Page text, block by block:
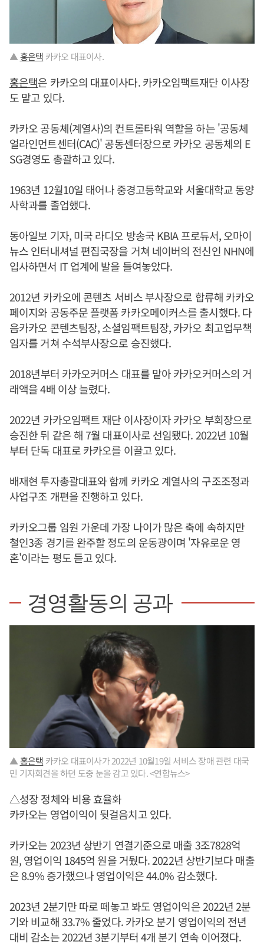
▲홍은택 카카오 대표이사.
홍은택은 카카오의 대표이사다. 카카오임팩트재단 이사장
도 맡고 있다.
카카오 공동체(계열사)의 컨트롤타워 역할을 하는 '공동체
얼라인먼트센터(CAC)' 공동센터장으로 카카오 공동체의 E
SG경영도 총괄하고 있다.
1963년 12월10일 태어나 중경고등학교와 서울대학교 동양
사학과를 졸업했다.
동아일보 기자, 미국 라디오 방송국 KBIA 프로듀서, 오마이
뉴스 인터내셔널 편집국장을 거쳐 네이버의 전신인 NHN에
입사하면서 IT 업계에 발을 들여놓았다.
2012년 카카오에 콘텐츠 서비스 부사장으로 합류해 카카오
페이지와 공동주문 플랫폼 카카오메이커스를 출시했다. 다
음카카오 콘텐츠팀장, 소셜임팩트팀장, 카카오 최고업무책
임자를 거쳐 수석부사장으로 승진했다.
2018년부터 카카오커머스 대표를 맡아 카카오커머스의 거
래액을 4배 이상 늘렸다.
2022년 카카오임팩트 재단 이사장이자 카카오 부회장으로
승진한 뒤 같은 해 7월 대표이사로 선임됐다. 2022년 10월
부터 단독 대표로 카카오를 이끌고 있다.
배재현 투자총괄대표와 함께 카카오 계열사의 구조조정과
사업구조 개편을 진행하고 있다.
카카오그룹 임원 가운데 가장 나이가 많은 축에 속하지만
철인3종 경기를 완주할 정도의 운동광이며 '자유로운 영
혼'이라는 평도 듣고 있다.
경영활동의 공과
▲홍은택 카카오 대표이사가 2022년 10월19일 서비스 장애 관련 대국
민 기자회견을 하던 도중 눈을 감고 있다. <연합뉴스>
△성장 정체와 비용 효율화
카카오는 영업이익이 뒷걸음치고 있다.
카카오는 2023년 상반기 연결기준으로 매출 3조7828억
원, 영업이익 1845억 원을 거뒀다. 2022년 상반기보다 매출
은 8.9% 증가했으나 영업이익은 44.0% 감소했다.
2023년 2분기만 따로 떼놓고 봐도 영업이익은 2022년 2분
기와 비교해 33.7% 줄었다. 카카오 분기 영업이익의 전년
대비 감소는 2022년 3분기부터 4개 분기 연속 이어졌다.